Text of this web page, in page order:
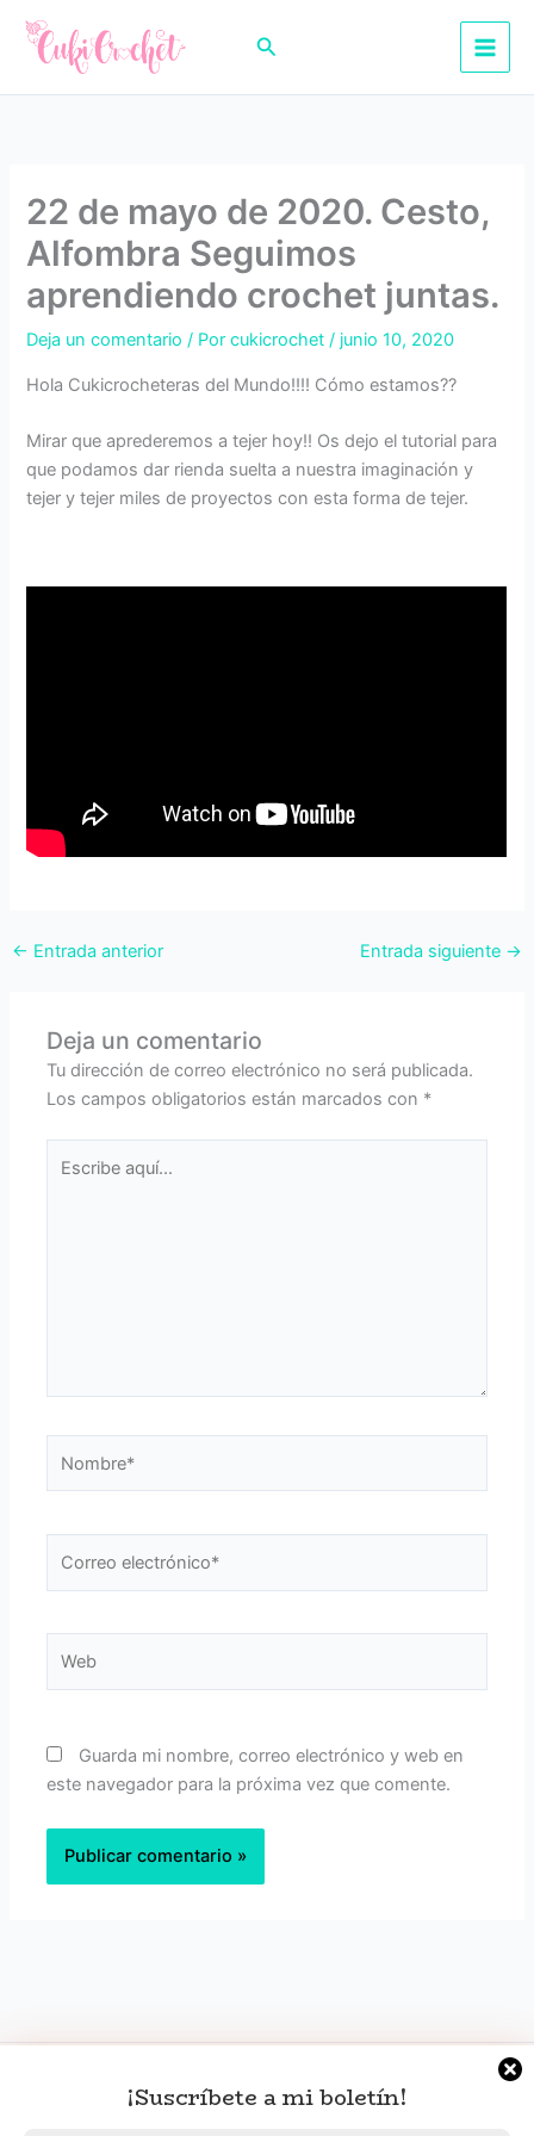
contenido
Buscar
22 de mayo de 2020. Cesto,
Alfombra Seguimos
aprendiendo crochet juntas.
Deja un comentario / Porcukicrochet/ junio 10, 2020
Hola Cukicrocheteras del Mundo!!!! Cómo estamos??
Mirar que aprederemos a tejer hoy!! Os dejo el tutorial para
que podamos dar rienda suelta a nuestra imaginación y
tejer y tejer miles de proyectos con esta forma de tejer.
¡Suscríbete a mi boletín!
← Entrada anterior Entrada siguiente →
Deja un comentario
Tu dirección de correo electrónico no será publicada.
Los campos obligatorios están marcados con *
aquí...
electrónico*
Guarda mi nombre, correo electrónico y web en
este navegador para la próxima vez que comente.